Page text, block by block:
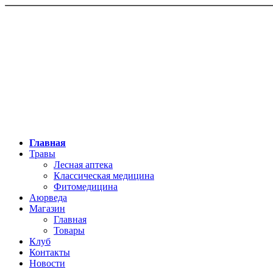
Главная
Травы
Лесная аптека
Классическая медицина
Фитомедицина
Аюрведа
Магазин
Главная
Товары
Клуб
Контакты
Новости